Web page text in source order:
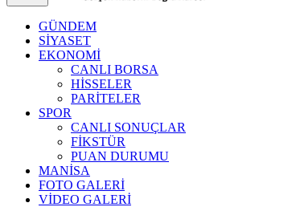
GÜNDEM
SİYASET
EKONOMİ
CANLI BORSA
HİSSELER
PARİTELER
SPOR
CANLI SONUÇLAR
FİKSTÜR
PUAN DURUMU
MANİSA
FOTO GALERİ
VİDEO GALERİ